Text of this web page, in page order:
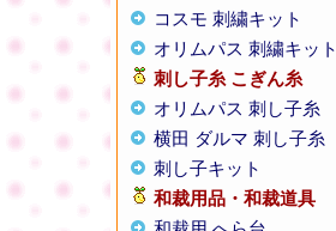
コスモ 刺繍キット
オリムパス 刺繍キット
刺し子糸 こぎん糸
オリムパス 刺し子糸
横田 ダルマ 刺し子糸
刺し子キット
和裁用品・和裁道具